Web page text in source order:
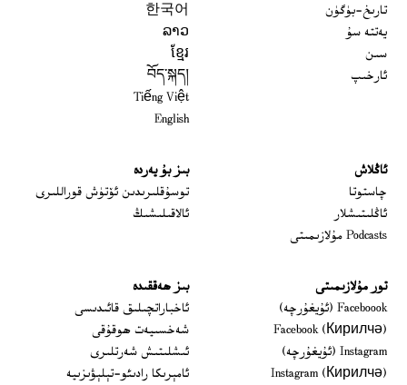
تارىخ-بۈگۈن
يەتتە سۇ
سىن
ئارخىپ
한국어
ລາວ
ខ្មែរ
བོད་སྐད།
Tiếng Việt
English
ئاڭلاش
چاستوتا
ئاڭلىتىشلار
Podcasts مۇلازىمىتى
بىز بۇ يەردە
توسۇقلىرىدىن ئۆتۈش قوراللىرى
ئالاقىلىشىڭ
تور مۇلازىمىتى
Faceboook (ئۇيغۇرچە)
Opens in new window
Facebook (Кирилчә)
Opens in new window
Instagram (ئۇيغۇرچە)
Opens in new window
Instagram (Кирилчә)
Opens in new window
بىز ھەققىدە
ئاخباراتچىلىق قائىدىسى
شەخسىيەت ھوقۇقى
ئىشلىتىش شەرتلىرى
ئامېرىكا رادىئو-تېلېۋىزىيە